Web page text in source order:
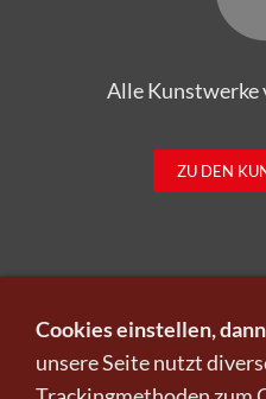
Alle
ZU DEN
Cookies einstellen,
unsere Seite nutzt